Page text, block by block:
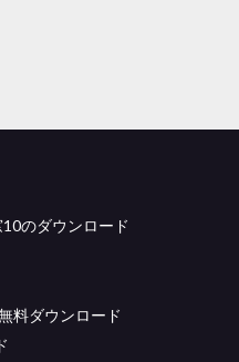
のダウンロード
料ダウンロード